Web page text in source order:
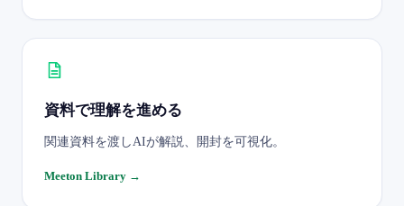
資料で理解を進める
関連資料を渡しAIが解説、開封を可視化。
Meeton Library →